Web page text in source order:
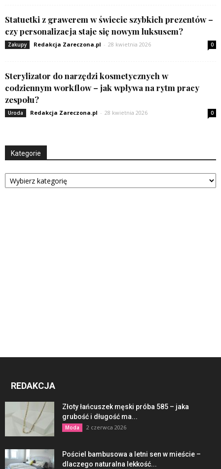
Statuetki z grawerem w świecie szybkich prezentów –
czy personalizacja staje się nowym luksusem?
Zakupy Redakcja Zareczona.pl - 28 kwietnia 2026 0
Sterylizator do narzędzi kosmetycznych w
codziennym workflow – jak wpływa na rytm pracy
zespołu?
Uroda Redakcja Zareczona.pl - 28 kwietnia 2026 0
Kategorie
Kategorie
REDAKCJA
Złoty łańcuszek męski próba 585 – jaka
grubość i długość ma...
Moda 2 czerwca 2026
Pościel bambusowa a letni sen w mieście –
dlaczego naturalna lekkość...